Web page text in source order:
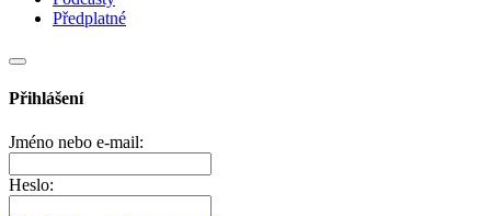
Předplatné
Přihlášení
Jméno nebo e-mail:
Heslo: